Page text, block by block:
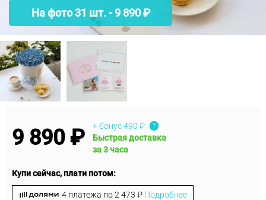
На фото 31 шт. - 9 890 ₽
9 890 ₽ + бонус490 ₽ ?
Быстрая доставка
за 3 часа
Купи сейчас, плати потом:
4 платежа по2 473 ₽ Подробнее